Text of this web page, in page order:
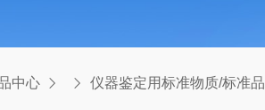
中心 仪器鉴定用标准物质/标准品